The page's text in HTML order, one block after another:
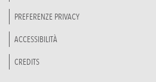
PREFERENZE PRIVACY
ACCESSIBILITÀ
CREDITS